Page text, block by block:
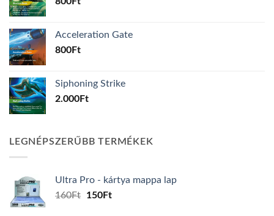
Acceleration Gate
800Ft
Siphoning Strike
2.000Ft
LEGNÉPSZERŰBB TERMÉKEK
Ultra Pro - kártya mappa lap
160Ft
Original
150FtCurrent